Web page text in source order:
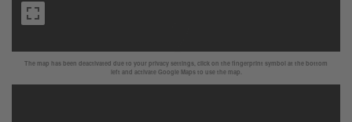
The map has been deactivated due to your privacy settings, click on the fingerprint symbol at the bottom
left and activate Google Maps to use the map.